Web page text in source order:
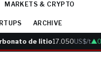
MARKETS & CRYPTO
ARCHIVE
de litio17.050US$/t